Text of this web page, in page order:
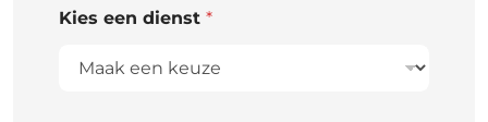
Kies een dienst *